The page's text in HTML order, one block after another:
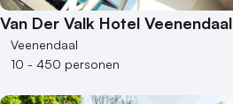
Van Der Valk Hotel Veenendaal
Veenendaal
10 - 450 personen